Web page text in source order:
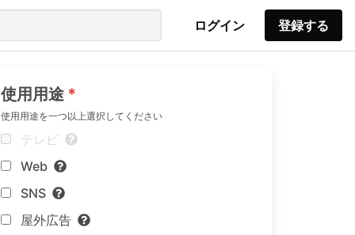
ログイン 登録する
使用用途
使用用途を一つ以上選択してください
テレビ
Web
SNS
屋外広告